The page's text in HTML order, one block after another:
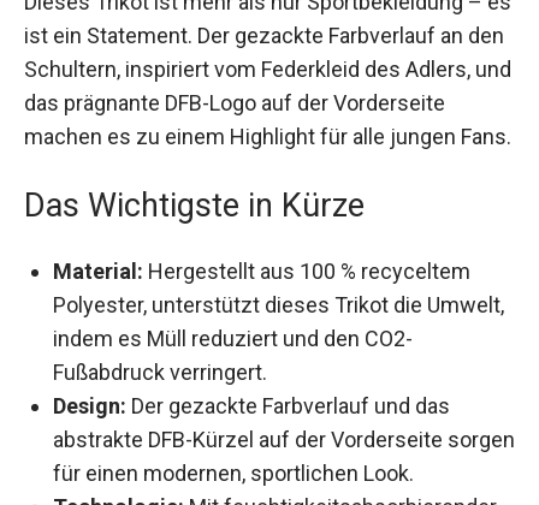
es ist ein Statement. Der gezackte Farbverlauf an
den Schultern, inspiriert vom Federkleid des
Adlers, und das prägnante DFB-Logo auf der
Vorderseite machen es zu einem Highlight für
alle jungen Fans.
Das Wichtigste in Kürze
Material: Hergestellt aus 100 % recyceltem
Polyester, unterstützt dieses Trikot die
Umwelt, indem es Müll reduziert und den CO2-
Fußabdruck verringert.
Design: Der gezackte Farbverlauf und das
abstrakte DFB-Kürzel auf der Vorderseite
sorgen für einen modernen, sportlichen Look.